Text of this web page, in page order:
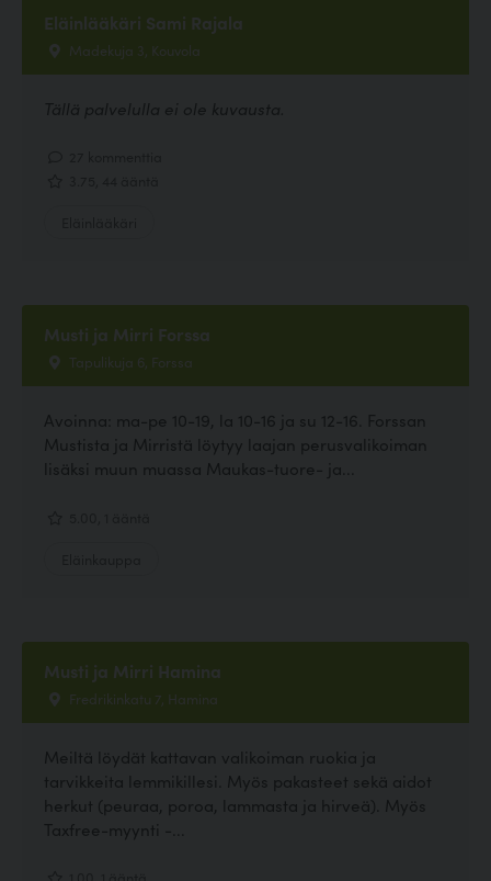
Eläinlääkäri Sami Rajala
Madekuja 3, Kouvola
Tällä palvelulla ei ole kuvausta.
Musti ja Mirri Forssa
Tapulikuja 6, Forssa
Avoinna: ma-pe 10-19, la 10-16 ja su 12-16. Forssan
Mustista ja Mirristä löytyy laajan perusvalikoiman
lisäksi muun muassa Maukas-tuore- ja...
Musti ja Mirri Hamina
Fredrikinkatu 7, Hamina
Meiltä löydät kattavan valikoiman ruokia ja
tarvikkeita lemmikillesi. Myös pakasteet sekä aidot
herkut (peuraa, poroa, lammasta ja hirveä). Myös
Taxfree-myynti -...